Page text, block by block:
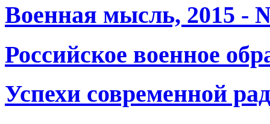
Военная мысль, 2015 -
Российское военное
Успехи современной